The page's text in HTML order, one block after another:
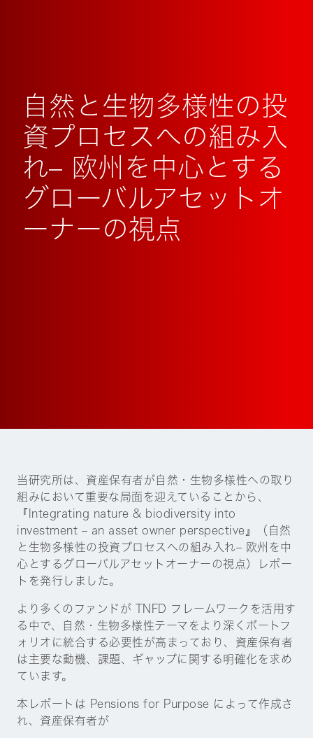
自然と生物多様性の投
資プロセスへの組み入
れ– 欧州を中心とする
グローバルアセットオ
ーナーの視点
当研究所は、資産保有者が自然・生物多様性への取り
組みにおいて重要な局面を迎えていることから、
『Integrating nature & biodiversity into
investment – an asset owner perspective』（自然
と生物多様性の投資プロセスへの組み入れ– 欧州を中
心とするグローバルアセットオーナーの視点）レポー
トを発行しました。
より多くのファンドが TNFD フレームワークを活用す
る中で、自然・生物多様性テーマをより深くポートフ
ォリオに統合する必要性が高まっており、資産保有者
は主要な動機、課題、ギャップに関する明確化を求め
ています。
本レポートは Pensions for Purpose によって作成さ
れ、資産保有者が